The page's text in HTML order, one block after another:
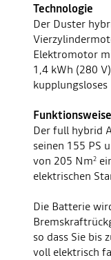
Technologie
Der Duster
Elektromotor
1,4 kWh (280
Funktionsweise
Der full hybrid
seinen 155 PS
von 205 Nm2
elektrischen
Die Batterie
so dass Sie bis
voll elektrisch